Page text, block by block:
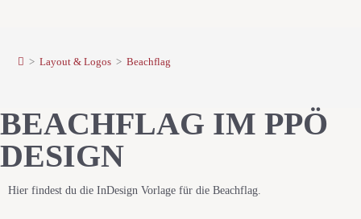
> Layout & Logos > Beachflag
BEACHFLAG IM PPÖ
DESIGN
Hier findest du die InDesign Vorlage für die Beachflag.